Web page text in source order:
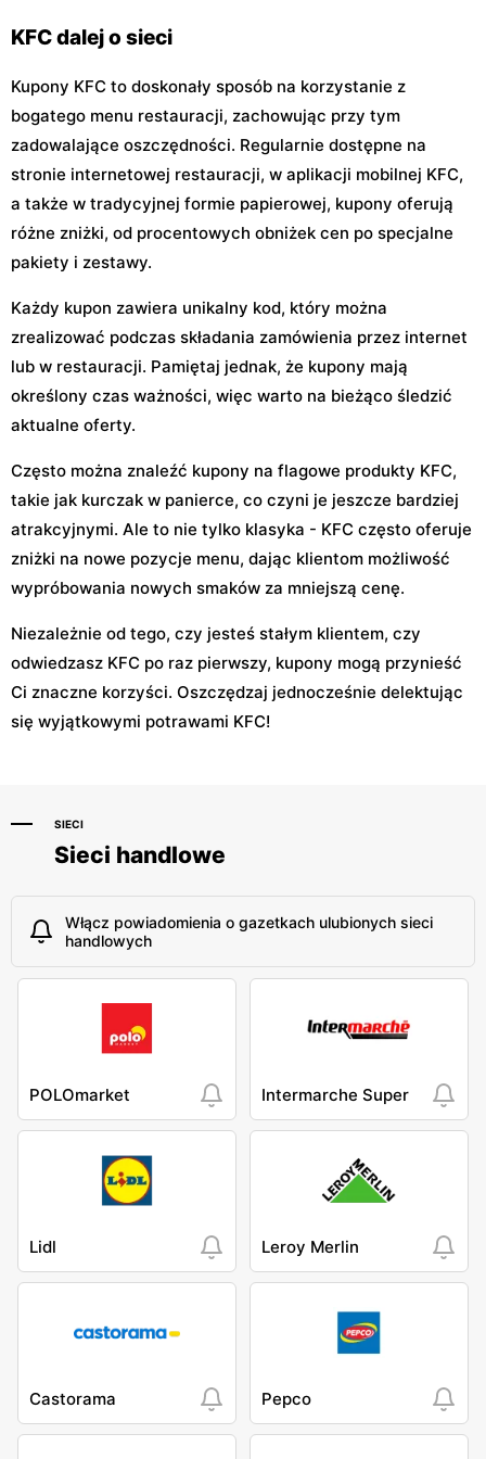
Janki, ul. Mszczonowska 3
KFC dalej o sieci
Kupony KFC to doskonały sposób na korzystanie z
bogatego menu restauracji, zachowując przy tym
zadowalające oszczędności. Regularnie dostępne na
stronie internetowej restauracji, w aplikacji mobilnej KFC,
a także w tradycyjnej formie papierowej, kupony oferują
różne zniżki, od procentowych obniżek cen po specjalne
pakiety i zestawy.
Każdy kupon zawiera unikalny kod, który można
zrealizować podczas składania zamówienia przez internet
lub w restauracji. Pamiętaj jednak, że kupony mają
określony czas ważności, więc warto na bieżąco śledzić
aktualne oferty.
Często można znaleźć kupony na flagowe produkty KFC,
takie jak kurczak w panierce, co czyni je jeszcze bardziej
atrakcyjnymi. Ale to nie tylko klasyka - KFC często oferuje
zniżki na nowe pozycje menu, dając klientom możliwość
wypróbowania nowych smaków za mniejszą cenę.
Niezależnie od tego, czy jesteś stałym klientem, czy
odwiedzasz KFC po raz pierwszy, kupony mogą przynieść
Ci znaczne korzyści. Oszczędzaj jednocześnie delektując
się wyjątkowymi potrawami KFC!
SIECI
Sieci handlowe
Włącz powiadomienia o gazetkach ulubionych sieci
handlowych
POLOmarket Intermarche Super
Lidl Leroy Merlin
Castorama Pepco